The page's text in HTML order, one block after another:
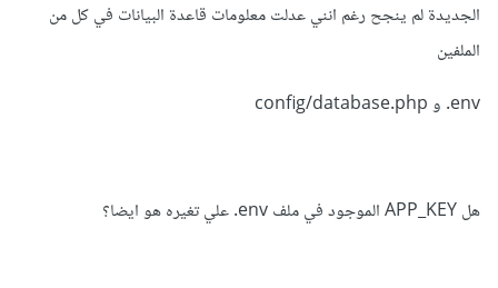
الجديدة لم ينجح رغم انني عدلت معلومات قاعدة البيانات في كل من
الملفين
env. و config/database.php
هل APP_KEY الموجود في ملف env. علي تغيره هو ايضا؟